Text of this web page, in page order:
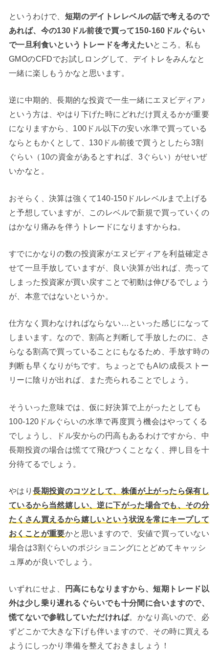
というわけで、 短期のデイトレレベルの話で考えるので
あれば、今の130ドル前後で買って150-160ドルぐらい
で一旦利食いというトレードを考えたいところ。私も
GMOのCFDでお試しロングして、デイトレをみんなと
一緒に楽しもうかなと思います。
逆に中期的、長期的な投資で一生一緒にエヌビディア♪
という方は、やはり下げた時にどれだけ買えるかが重要
になりますから、100ドル以下の安い水準で買っている
ならともかくとして、130ドル前後で買うとしたら3割
ぐらい（10の資金があるとすれば、3ぐらい）がせいぜ
いかなと。
おそらく、決算は強くて140-150ドルレベルまで上げる
と予想していますが、このレベルで新規で買っていくの
はかなり痛みを伴うトレードになりますからね。
すでにかなりの数の投資家がエヌビディアを利益確定さ
せて一旦手放していますが、良い決算が出れば、売って
しまった投資家が買い戻すことで初動は伸びるでしょう
が、本意ではないというか。
仕方なく買わなければならない…といった感じになって
しまいます。なので、割高と判断して手放したのに、さ
らなる割高で買っていることにもなるため、手放す時の
判断も早くなりがちです。ちょっとでもAIの成長ストー
リーに陰りが出れば、また売られることでしょう。
そういった意味では、仮に好決算で上がったとしても
100-120ドルぐらいの水準で再度買う機会はやってくる
でしょうし、ドル安からの円高もあるわけですから、中
長期投資の場合は慌てて飛びつくことなく、押し目を十
分待てるでしょう。
やはり長期投資のコツとして、株価が上がったら保有し
ているから当然嬉しい、逆に下がった場合でも、その分
たくさん買えるから嬉しいという状況を常にキープして
おくことが重要かと思いますので、安値で買っていない
場合は3割ぐらいのポジショニングにとどめてキャッシ
ュ厚めが良いでしょう。
いずれにせよ、
円高にもなりますから、短期トレード以
外は少し乗り遅れるぐらいでも十分間に合いますので、
慌てないで参戦していただければ。かなり高いので、必
ずどこかで大きな下げも伴いますので、その時に買える
ようにしっかり準備を整えておきましょう！